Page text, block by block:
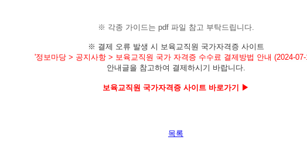
※ 각종 가이드는 pdf 파일 참고 부탁드립니다.
※ 결제 오류 발생 시 보육교직원 국가자격증 사이트
'정보마당 > 공지사항 > 보육교직원 국가 자격증 수수료 결제방법 안내 (2024-
안내글을 참고하여 결제하시기 바랍니다.
보육교직원 국가자격증 사이트 바로가기 ▶
목록